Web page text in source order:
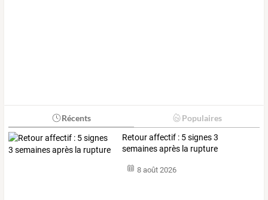
Récents Populaires
Retour affectif : 5 signes 3
semaines après la rupture
8 août 2026